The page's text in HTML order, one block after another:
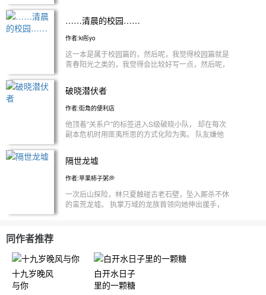
来。世界本身，便诞生于他第一声碎裂的遗骸。他终
将收回曾被窃取的一切。
……清晨的校园……
作者:ki彤yo
这一本是属于校园篇的，然后呢，我觉得校园篇就是
青春阳光之类的，我觉得会比较好写一点，然后呢，
清晨的校园。
破晓潜伏者
作者:街角的便利店
他顶着"关系户"的标签进入S级破晓小队， 却在每次
副本危机时用匪夷所思的方式化险为夷。 队友嫌他
的对手，是我。"
隔世龙墟
作者:苹果柿子粥💭
一次后山探险，林只夏触碰古老石壁，坠入厮杀不休
的蛮荒龙墟。 执掌万域的龙族首领向她伸出援手，
乡。 百年悠悠流逝。 龙巢的两个孩子，在隐瞒与孤
独中日渐疏远。 放不下执念的长子，踏上去往人间
的漫漫长路，只为寻到多年离去的母亲。 两界遥遥
相隔，跨越时光的相逢来临。 埋藏百年的误会与伤
同作者推荐
十九岁晚风
与你
白开水日子
里的一颗糖